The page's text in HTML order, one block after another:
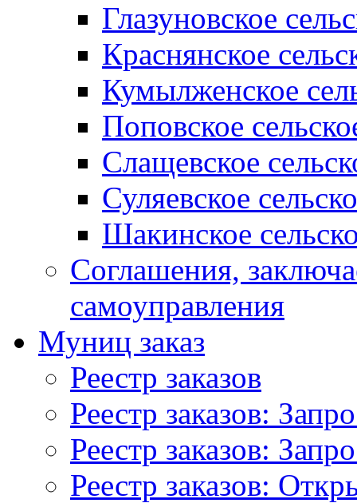
Глазуновское
Краснянское
Кумылженское
Поповское
Слащевское
Суляевское
Шакинское
Соглашения,
самоуправления
Муниц заказ
Реестр заказов
Реестр заказов:
Реестр заказов:
Реестр заказов: